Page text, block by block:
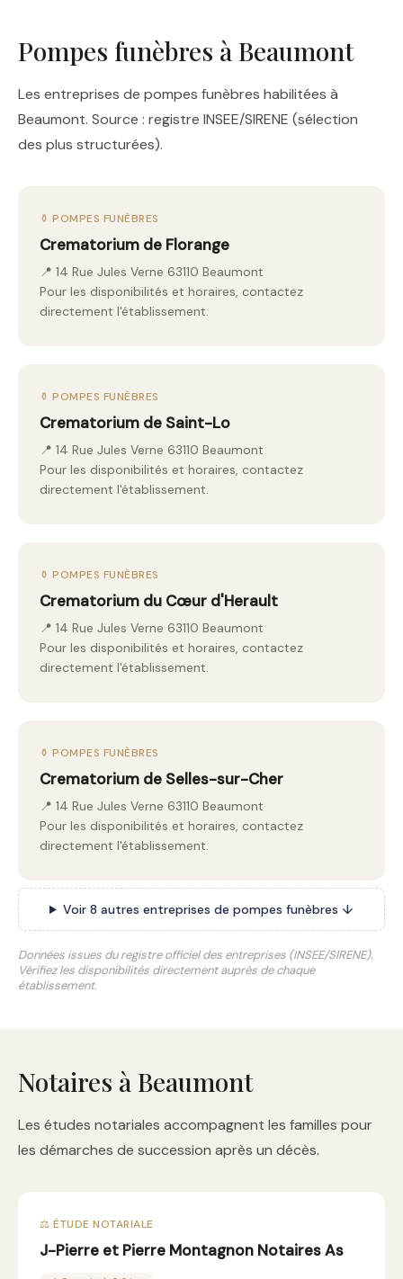
Pompes funèbres à Beaumont
Les entreprises de pompes funèbres habilitées à
Beaumont. Source : registre INSEE/SIRENE (sélection
des plus structurées).
⚱️ POMPES FUNÈBRES
Crematorium de Florange
📍 14 Rue Jules Verne 63110 Beaumont
Pour les disponibilités et horaires, contactez
directement l'établissement.
⚱️ POMPES FUNÈBRES
Crematorium de Saint-Lo
📍 14 Rue Jules Verne 63110 Beaumont
Pour les disponibilités et horaires, contactez
directement l'établissement.
⚱️ POMPES FUNÈBRES
Crematorium du Cœur d'Herault
📍 14 Rue Jules Verne 63110 Beaumont
Pour les disponibilités et horaires, contactez
directement l'établissement.
⚱️ POMPES FUNÈBRES
Crematorium de Selles-sur-Cher
📍 14 Rue Jules Verne 63110 Beaumont
Pour les disponibilités et horaires, contactez
directement l'établissement.
Voir 8 autres entreprises de pompes funèbres ↓
Données issues du registre officiel des entreprises (INSEE/SIRENE).
Vérifiez les disponibilités directement auprès de chaque
établissement.
Notaires à Beaumont
Les études notariales accompagnent les familles pour
les démarches de succession après un décès.
⚖️ ÉTUDE NOTARIALE
J-Pierre et Pierre Montagnon Notaires As